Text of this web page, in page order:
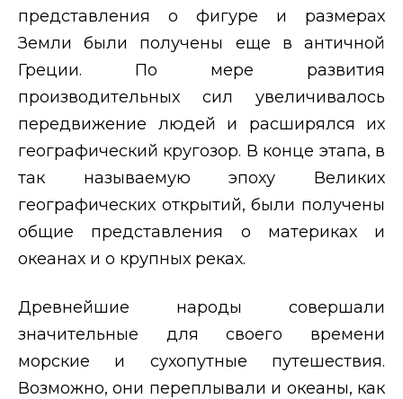
представления о фигуре и размерах
Земли были получены еще в античной
Греции. По мере развития
производительных сил увеличивалось
передвижение людей и расширялся их
географический кругозор. В конце этапа, в
так называемую эпоху Великих
географических открытий, были получены
общие представления о материках и
океанах и о крупных реках.
Древнейшие народы совершали
значительные для своего времени
морские и сухопутные путешествия.
Возможно, они переплывали и океаны, как